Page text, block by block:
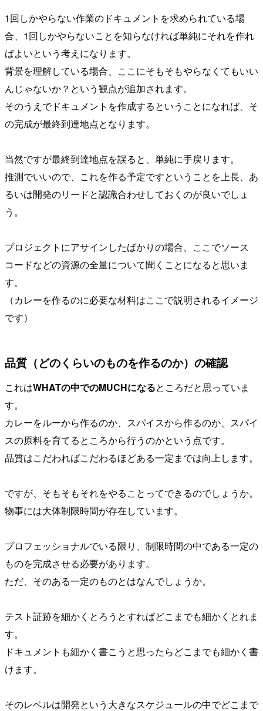
1回しかやらない作業のドキュメントを求められている場
合、1回しかやらないことを知らなければ単純にそれを作れ
ばよいという考えになります。
背景を理解している場合、ここにそもそもやらなくてもいい
んじゃないか？という観点が追加されます。
そのうえでドキュメントを作成するということになれば、そ
の完成が最終到達地点となります。
当然ですが最終到達地点を誤ると、単純に手戻ります。
推測でいいので、これを作る予定ですということを上長、あ
るいは開発のリードと認識合わせしておくのが良いでしょ
う。
プロジェクトにアサインしたばかりの場合、ここでソース
コードなどの資源の全量について聞くことになると思いま
す。
（カレーを作るのに必要な材料はここで説明されるイメージ
です）
品質（どのくらいのものを作るのか）の確認
これはWHATの中でのMUCHになるところだと思っていま
す。
カレーをルーから作るのか、スパイスから作るのか、スパイ
スの原料を育てるところから行うのかという点です。
品質はこだわればこだわるほどある一定までは向上します。
ですが、そもそもそれをやることってできるのでしょうか。
物事には大体制限時間が存在しています。
プロフェッショナルでいる限り、制限時間の中である一定の
ものを完成させる必要があります。
ただ、そのある一定のものとはなんでしょうか。
テスト証跡を細かくとろうとすればどこまでも細かくとれま
す。
ドキュメントも細かく書こうと思ったらどこまでも細かく書
けます。
そのレベルは開発という大きなスケジュールの中でどこまで